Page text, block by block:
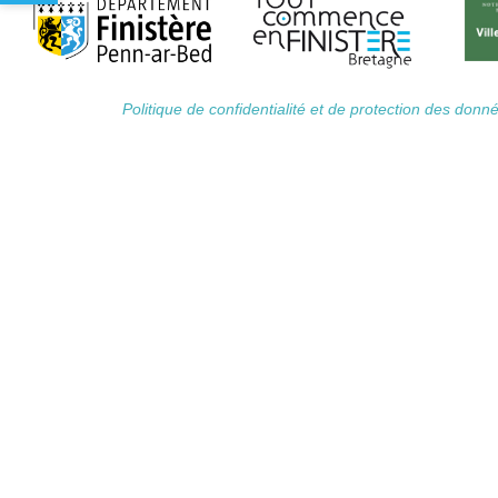
Politique de confidentialité et de protection des